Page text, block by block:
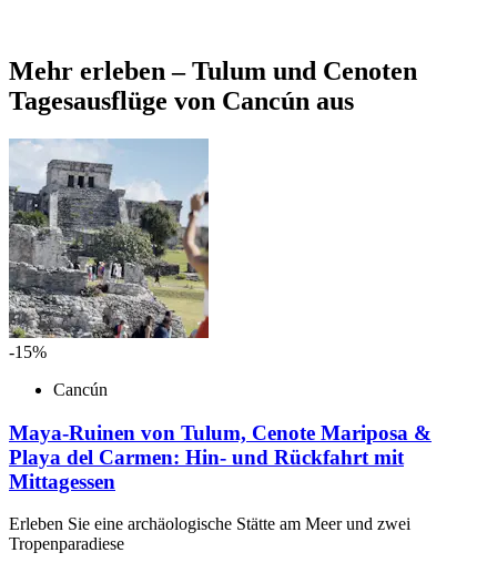
Mehr erleben – Tulum und Cenoten
Tagesausflüge von Cancún aus
-15%
Cancún
Maya-Ruinen von Tulum, Cenote Mariposa &
Playa del Carmen: Hin- und Rückfahrt mit
Mittagessen
Erleben Sie eine archäologische Stätte am Meer und zwei
Tropenparadiese